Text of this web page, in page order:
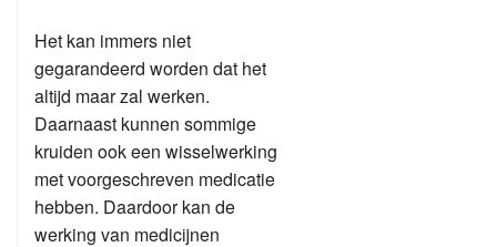
Het kan immers niet
gegarandeerd worden dat het
altijd maar zal werken.
Daarnaast kunnen sommige
kruiden ook een wisselwerking
met voorgeschreven medicatie
hebben. Daardoor kan de
werking van medicijnen